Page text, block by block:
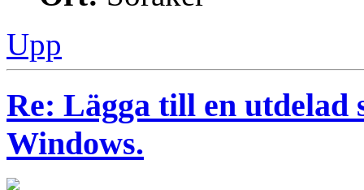
Upp
Re: Lägga till en
Windows.